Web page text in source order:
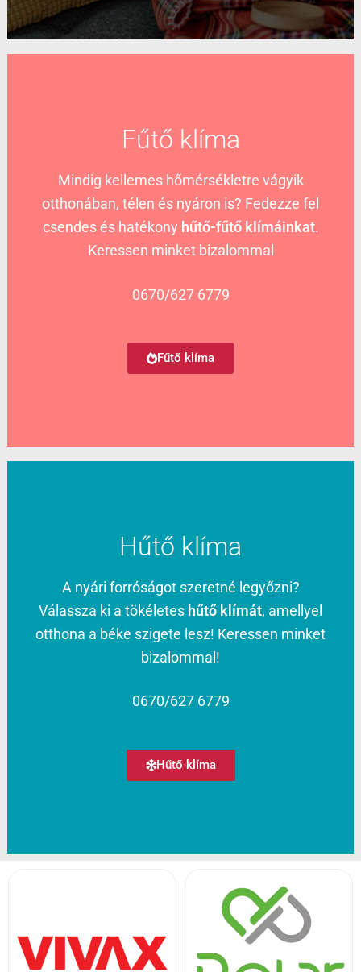
Fűtő klíma
Mindig kellemes hőmérsékletre vágyik
otthonában, télen és nyáron is? Fedezze fel
csendes és hatékony hűtő-fűtő klímáinkat.
Keressen minket bizalommal
0670/627 6779
Fűtő klíma
Hűtő klíma
A nyári forróságot szeretné legyőzni?
Válassza ki a tökéletes hűtő klímát, amellyel
otthona a béke szigete lesz! Keressen minket
bizalommal!
0670/627 6779
Hűtő klíma